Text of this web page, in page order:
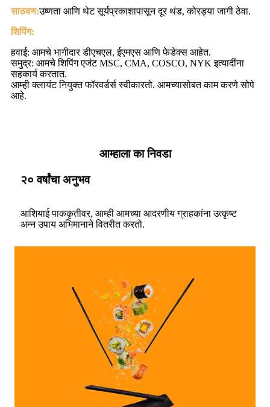
साठवण:उष्णता आणि थेट सूर्यप्रकाशापासून दूर थंड, कोरड्या जागी ठेवा.
शिपिंग:
हवाई: आमचे भागीदार डीएचएल, ईएमएस आणि फेडेक्स आहेत.
समुद्र: आमचे शिपिंग एजंट MSC, CMA, COSCO, NYK इत्यादींना
सहकार्य करतात.
आम्ही क्लायंट नियुक्त फॉरवर्डर्स स्वीकारतो. आमच्यासोबत काम करणे सोपे
आहे.
आम्हाला का निवडा
२० वर्षांचा अनुभव
आशियाई पाककृतीवर, आम्ही आमच्या आदरणीय ग्राहकांना उत्कृष्ट
अन्न उपाय अभिमानाने वितरीत करतो.